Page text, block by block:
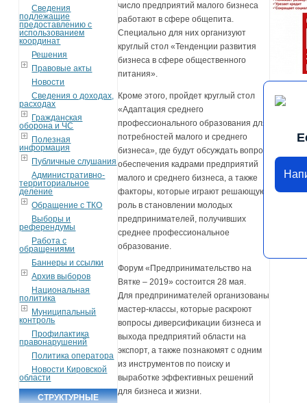
Сведения
подлежащие
предоставлению с
использованием
координат
Решения
Правовые акты
Новости
Сведения о доходах,
расходах
Гражданская
оборона и ЧС
Полезная
информация
Публичные слушания
Административно-
территориальное
деление
Обращение с ТКО
Выборы и
референдумы
Работа с
обращениями
Баннеры и ссылки
Архив выборов
Национальная
политика
Муниципальный
контроль
Профилактика
правонарушений
Политика оператора
Новости Кировской
области
СТРУКТУРНЫЕ
число предприятий малого бизнеса
работают в сфере общепита.
Специально для них организуют
круглый стол «Тенденции развития
бизнеса в сфере общественного
питания».
Кроме этого, пройдет круглый стол
«Адаптация среднего
профессионального образования для
потребностей малого и среднего
бизнеса», где будут обсуждать вопрос
обеспечения кадрами предприятий
малого и среднего бизнеса, а также
факторы, которые играют решающую
роль в становлении молодых
предпринимателей, получивших
среднее профессиональное
образование.
Форум «Предпринимательство на
Вятке – 2019» состоится 28 мая.
Для предпринимателей организованы
мастер-классы, которые раскроют
вопросы диверсификации бизнеса и
выхода предприятий области на
экспорт, а также познакомят с одним
из инструментов по поиску и
выработке эффективных решений
для бизнеса и жизни.